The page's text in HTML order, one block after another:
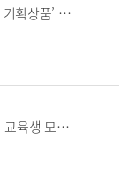
[K-헤리티지 스토어] ‘한국의 유네스코 세계유산 기획상품’ 구매 이벤트
2026년 국가유산교육 전문가 양성과정(2급) 1기 교육생 모집공고